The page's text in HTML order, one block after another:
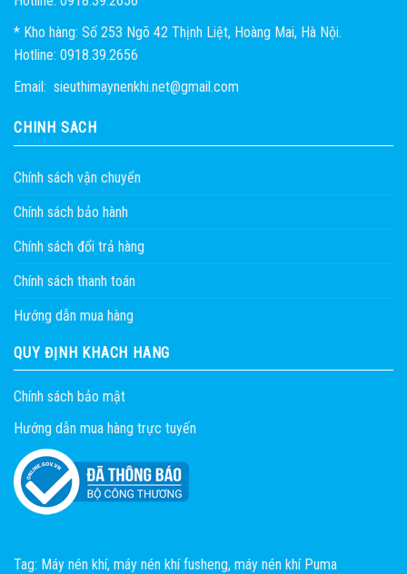
* Kho hàng: Số 253 Ngõ 42 Thịnh Liệt, Hoàng Mai, Hà Nội.
Hotline: 0918.39.2656
Email: sieuthimaynenkhi.net@gmail.com
CHÍNH SÁCH
Chính sách vận chuyển
Chính sách bảo hành
Chính sách đổi trả hàng
Chính sách thanh toán
Hướng dẫn mua hàng
QUY ĐỊNH KHÁCH HÀNG
Chính sách bảo mật
Hướng dẫn mua hàng trực tuyến
Tag: Máy nén khí, máy nén khí fusheng, máy nén khí Puma